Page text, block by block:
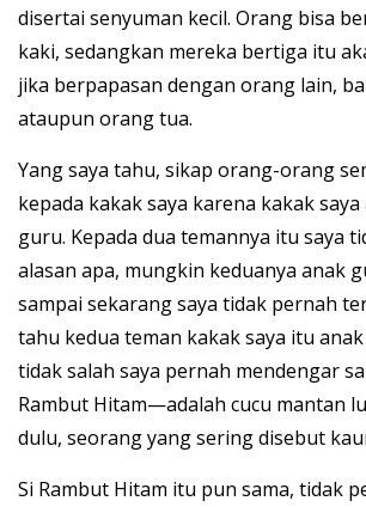
disertai senyuman kecil. Orang bisa
kaki, sedangkan mereka bertiga itu
jika berpapasan dengan orang lain,
ataupun orang tua.
Yang saya tahu, sikap orang-orang
kepada kakak saya karena kakak
guru. Kepada dua temannya itu saya
alasan apa, mungkin keduanya anak
sampai sekarang saya tidak pernah
tahu kedua teman kakak saya itu anak
tidak salah saya pernah mendengar
Rambut Hitam—adalah cucu mantan
dulu, seorang yang sering disebut
Si Rambut Hitam itu pun sama, tidak